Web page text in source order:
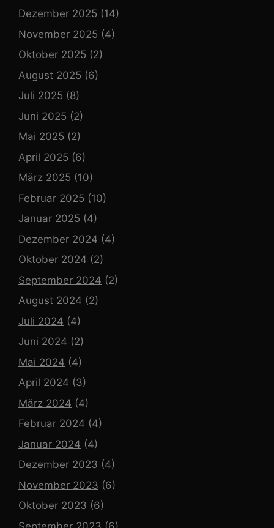
Dezember 2025 (14)
November 2025 (4)
Oktober 2025 (2)
August 2025 (6)
Juli 2025 (8)
Juni 2025 (2)
Mai 2025 (2)
April 2025 (6)
März 2025 (10)
Februar 2025 (10)
Januar 2025 (4)
Dezember 2024 (4)
Oktober 2024 (2)
September 2024 (2)
August 2024 (2)
Juli 2024 (4)
Juni 2024 (2)
Mai 2024 (4)
April 2024 (3)
März 2024 (4)
Februar 2024 (4)
Januar 2024 (4)
Dezember 2023 (4)
November 2023 (6)
Oktober 2023 (6)